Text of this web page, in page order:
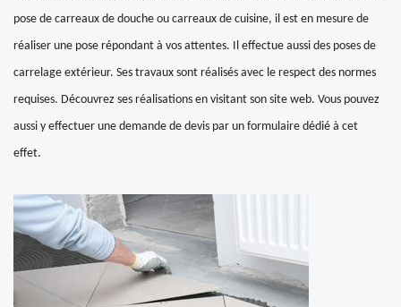
pose de carreaux de douche ou carreaux de cuisine, il est en mesure de
réaliser une pose répondant à vos attentes. Il effectue aussi des poses de
carrelage extérieur. Ses travaux sont réalisés avec le respect des normes
requises. Découvrez ses réalisations en visitant son site web. Vous pouvez
aussi y effectuer une demande de devis par un formulaire dédié à cet
effet.